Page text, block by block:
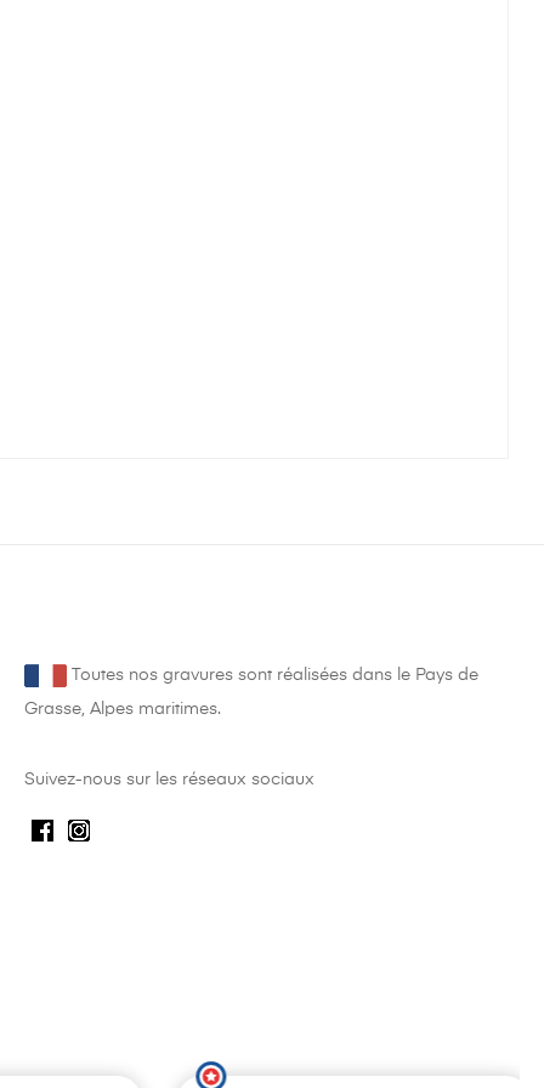
Toutes nos gravures sont réalisées dans le Pays de
Grasse, Alpes maritimes.
Suivez-nous sur les réseaux sociaux